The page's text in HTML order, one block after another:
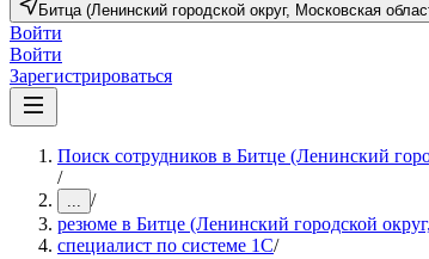
Битца (Ленинский городской округ, Московская
Войти
Войти
Зарегистрироваться
Поиск сотрудников в Битце (Ленинский
/
... /
резюме в Битце (Ленинский городской
специалист по системе 1С/